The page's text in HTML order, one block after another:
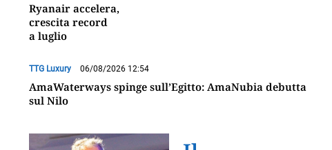
Ryanair accelera,
crescita record
a luglio
TTG Luxury 06/08/2026 12:54
AmaWaterways spinge sull’Egitto: AmaNubia debutta
sul Nilo